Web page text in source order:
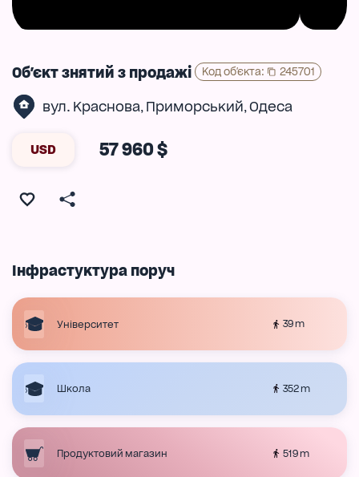
Об'єкт знятий з продажі Код об'єкта: 245701
вул. Краснова, Приморський, Одеса
USD 57 960 $
Інфрастуктура поруч
Університет 39 m
Школа 352 m
Продуктовий магазин 519 m